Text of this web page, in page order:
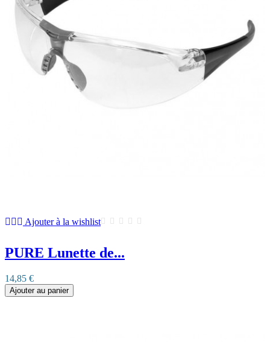
Ajouter à la wishlist
PURE Lunette de...
14,85 €
Ajouter au panier